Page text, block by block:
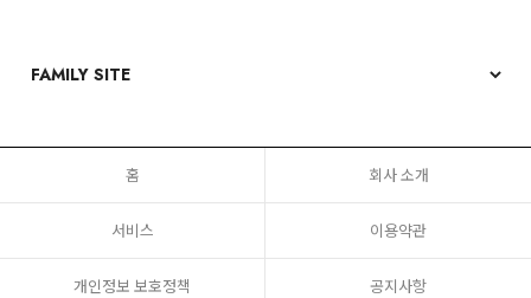
홈 회사 소개
서비스 이용약관
개인정보 보호정책 공지사항